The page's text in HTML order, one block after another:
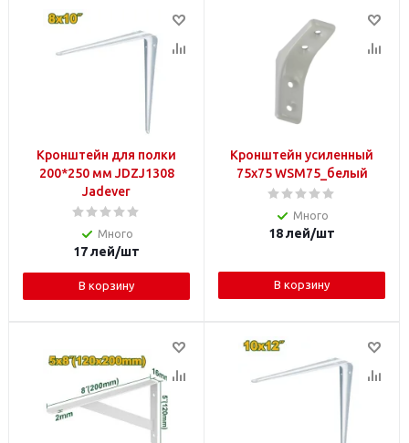
Кронштейн для полки
200*250 мм JDZJ1308
Jadever
Много
17лей/шт
В корзину
Кронштейн усиленный
75х75 WSM75_белый
Много
18лей/шт
В корзину